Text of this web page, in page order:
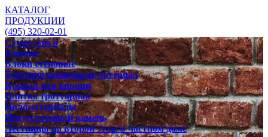
КАТАЛОГ
ПРОДУКЦИИ
(495) 320-02-01
Сухие смеси
Кирпич
Блоки стеновые
Теплоизоляционный материал
Кровля для крыши
Плитка тротуарная
Пиломатериалы
Искусственный камень
Лестницы на второй этаж в частном доме